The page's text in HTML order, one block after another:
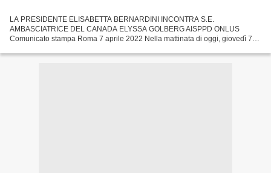
LA PRESIDENTE ELISABETTA BERNARDINI INCONTRA S.E.
AMBASCIATRICE DEL CANADA ELYSSA GOLBERG AISPPD ONLUS
Comunicato stampa Roma 7 aprile 2022 Nella mattinata di oggi, giovedì 7
ricevuta...